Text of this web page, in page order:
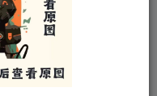
v1.1 Mtool AI汉化润色版
2026年06月19日